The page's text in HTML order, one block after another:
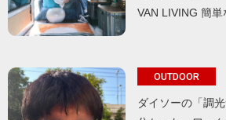
VAN LIVING 簡単
OUTDOOR
ダイソーの「調